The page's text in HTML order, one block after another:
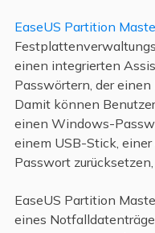
EaseUS Partition
einen integrierten
Passwörtern, der
Damit können
einen Windows-
einem USB-Stick,
Passwort
EaseUS Partition
eines